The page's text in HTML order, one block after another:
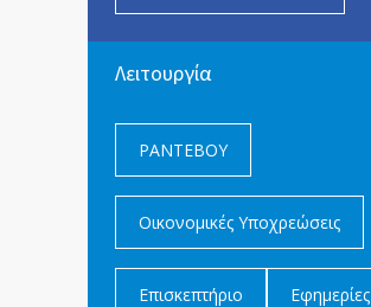
Λειτουργία
ΡΑΝΤΕΒΟΥ
Οικονομικές Υποχρεώσεις
Επισκεπτήριο Εφημερίες